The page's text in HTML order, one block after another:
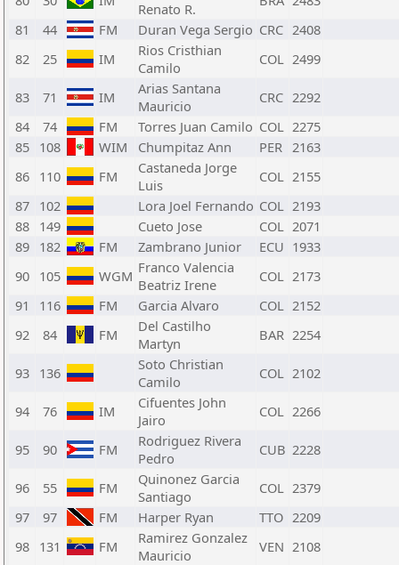
Renato R.
81
44 FM Duran Vega Sergio CRC 2408
82
25 IM
Rios Cristhian
Camilo
COL 2499
83 71 IM
Arias Santana
Mauricio
CRC 2292
84
74 FM Torres Juan Camilo COL 2275
85 108 WIM Chumpitaz Ann PER 2163
86 110 FM
Castaneda Jorge
Luis
COL 2155
87 102 Lora Joel Fernando COL 2193
88 149 Cueto Jose COL 2071
89 182 FM Zambrano Junior ECU 1933
90 105 WGM Franco Valencia
Beatriz Irene
COL 2173
91
116 FM Garcia Alvaro COL 2152
92
84 FM
Del Castilho
Martyn
BAR 2254
93 136
Soto Christian
Camilo
COL 2102
94 76 IM
Cifuentes John
Jairo
COL 2266
95 90 FM
Rodriguez Rivera
Pedro
CUB 2228
96 55 FM
Quinonez Garcia
Santiago
COL 2379
97
97 FM Harper Ryan TTO 2209
98 131 FM
Ramirez Gonzalez
Mauricio
VEN 2108